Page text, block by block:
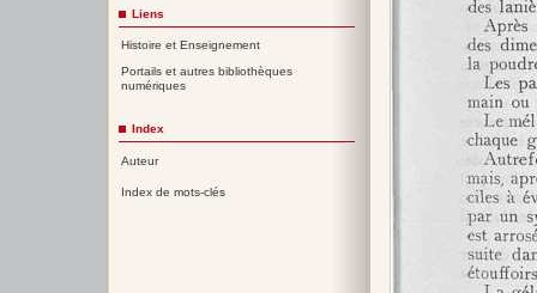
Liens
Histoire et Enseignement
Portails et autres bibliothèques
numériques
Index
Auteur
Index de mots-clés